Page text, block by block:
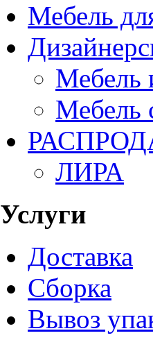
Мебель
Мебель
Мебель
ЛИРА
Услуги
Доставка
Сборка
Вывоз